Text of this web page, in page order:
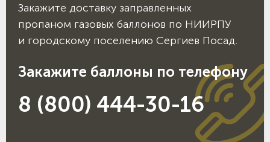
Закажите доставку заправленных
пропаном газовых баллонов по НИИРПУ
и городскому поселению Сергиев Посад.
Закажите баллоны по телефону
8 (800) 444-30-16